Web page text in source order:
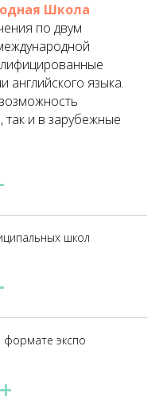
Школа
по двум
английского языка.
так и в зарубежные
школ
формате экспо